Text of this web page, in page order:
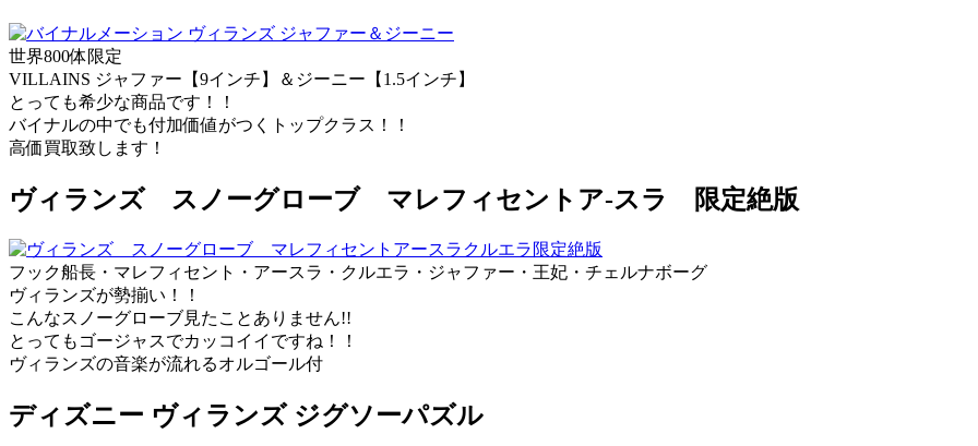
世界800体限定
VILLAINS ジャファー【9インチ】＆ジーニー【1.5インチ】
とっても希少な商品です！！
バイナルの中でも付加価値がつくトップクラス！！
高価買取致します！
ヴィランズ スノーグローブ マレフィセントア-スラ 限定絶版
フック船長・マレフィセント・アースラ・クルエラ・ジャファー・王妃・チェルナボーグ
ヴィランズが勢揃い！！
こんなスノーグローブ見たことありません!!
とってもゴージャスでカッコイイですね！！
ヴィランズの音楽が流れるオルゴール付
ディズニー ヴィランズ ジグソーパズル